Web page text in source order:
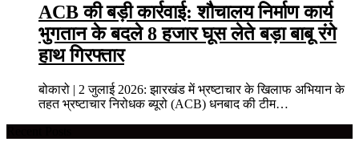
ACB की बड़ी कार्रवाई: शौचालय निर्माण कार्य
भुगतान के बदले 8 हजार घूस लेते बड़ा बाबू रंगे
हाथ गिरफ्तार
बोकारो | 2 जुलाई 2026: झारखंड में भ्रष्टाचार के खिलाफ अभियान के
तहत भ्रष्टाचार निरोधक ब्यूरो (ACB) धनबाद की टीम…